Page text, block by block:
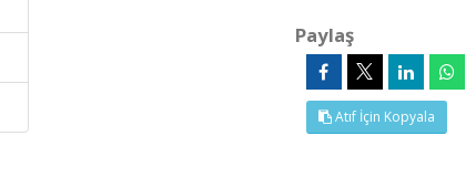
Paylaş
Atıf İçin Kopyala